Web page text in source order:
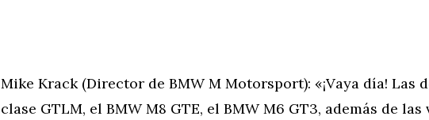
Mike Krack (Director de BMW M Motorsport): «¡Vaya día! Las
clase GTLM, el BMW M8 GTE, el BMW M6 GT3, además de las